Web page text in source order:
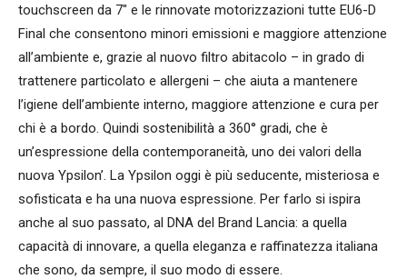
touchscreen da 7″ e le rinnovate motorizzazioni tutte EU6-D
Final che consentono minori emissioni e maggiore attenzione
all’ambiente e, grazie al nuovo filtro abitacolo – in grado di
trattenere particolato e allergeni – che aiuta a mantenere
l’igiene dell’ambiente interno, maggiore attenzione e cura per
chi è a bordo. Quindi sostenibilità a 360° gradi, che è
un’espressione della contemporaneità, uno dei valori della
nuova Ypsilon’. La Ypsilon oggi è più seducente, misteriosa e
sofisticata e ha una nuova espressione. Per farlo si ispira
anche al suo passato, al DNA del Brand Lancia: a quella
capacità di innovare, a quella eleganza e raffinatezza italiana
che sono, da sempre, il suo modo di essere.